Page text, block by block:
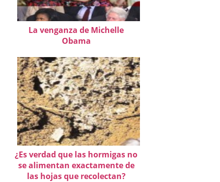
La venganza de Michelle
Obama
¿Es verdad que las hormigas no
se alimentan exactamente de
las hojas que recolectan?